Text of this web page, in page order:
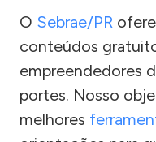
O Sebrae/PR
conteúdos
empreendedores
portes. Nosso
melhores